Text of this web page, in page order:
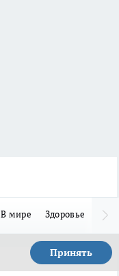
В мире Здоровье
Принять